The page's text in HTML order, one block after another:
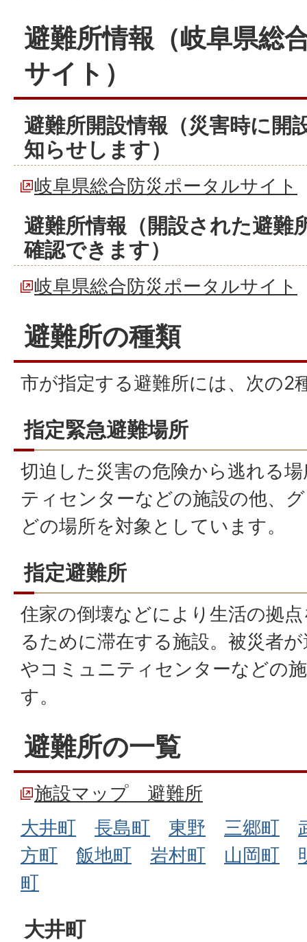
避難所情報（岐阜県総
サイト）
避難所開設情報（災害時に開
知らせします）
岐阜県総合防災ポータルサイト
避難所情報（開設された避難
確認できます）
岐阜県総合防災ポータルサイト
避難所の種類
市が指定する避難所には、次の2
指定緊急避難場所
切迫した災害の危険から逃れる
ティセンターなどの施設の他、
どの場所を対象としています。
指定避難所
住家の倒壊などにより生活の拠
るために滞在する施設。被災者
やコミュニティセンターなどの
す。
避難所の一覧
施設マップ 避難所
大井町
長島町 東野 三郷町
方町
飯地町 岩村町 山岡町
町
大井町